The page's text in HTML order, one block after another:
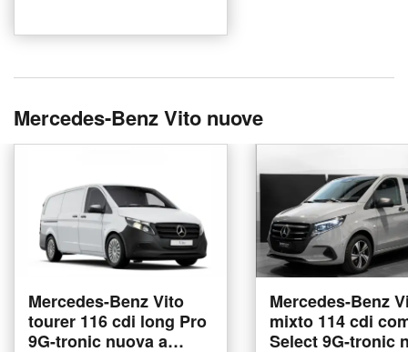
Mercedes-Benz Vito nuove
Mercedes-Benz Vito
tourer 116 cdi long Pro
9G-tronic nuova a
Mercedes-Benz
mixto 114 cdi
Select 9G-tronic